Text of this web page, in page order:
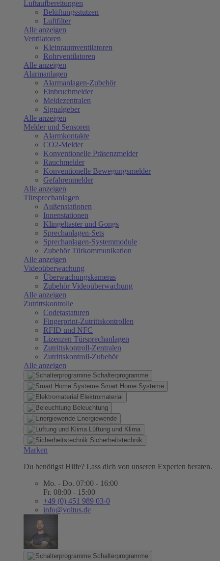
Luftaufbereitungen
Belüftungsstutzen
Luftfilter
Alle anzeigen
Ventilatoren
Kleinraumventilatoren
Rohrventilatoren
Alle anzeigen
Alarmanlagen
Alarmanlagen-Zubehör
Einbruchmelder
Meldezentralen
Signalgeber
Alle anzeigen
Melder und Sensoren
Alarmkontakte
CO2-Melder
Konventionelle Präsenzmelder
Rauchmelder
Konventionelle Bewegungsmelder
Gefahrenmelder
Alle anzeigen
Türsprechanlagen
Außenstationen
Innenstationen
Klingeltaster und Gongs
Sprechanlagen-Sets
Sprechanlagen-Systemmodule
Zubehör Türkommunikation
Alle anzeigen
Videoüberwachung
Überwachungskameras
Zubehör Videoüberwachung
Alle anzeigen
Zutrittskontrolle
Codetastaturen
Fingerprint-Zutrittskontrollen
RFID und NFC
Lizenzen Türsprechanlagen
Zutrittskontroll-Zentralen
Zutrittskontroll-Zubehör
Alle anzeigen
Schalterprogramme
Smart Home Systeme
Elektromaterial
Beleuchtung
Energiewende
Lüftung und Klima
Sicherheitstechnik
Marken
Du benötigst Hilfe? Lass dich von unseren Experten beraten.
Mo. - Do. 07:00 - 16:00
Fr. 08:00 - 15:00
+49 (0) 451 989 03-0
info@voltus.de
Schalterprogramme